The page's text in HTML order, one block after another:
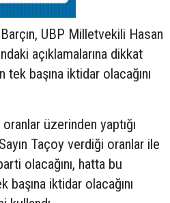
UBP Milletvekili Hasan
açıklamalarına dikkat
başına iktidar olacağını
üzerinden yaptığı
Taçoy verdiği oranlar ile
olacağını, hatta bu
başına iktidar olacağını